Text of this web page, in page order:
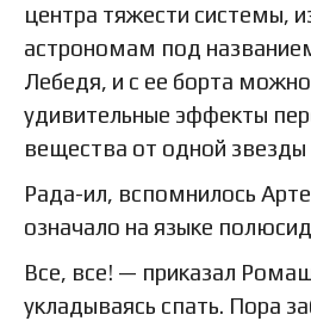
центра тяжести системы,
астрономам под
Лебедя, и с ее борта
удивительные эффекты
вещества от одной звезды
Рада-ил, вспомнилось
означало на языке
Все, все! — приказал
укладываясь спать. Пора